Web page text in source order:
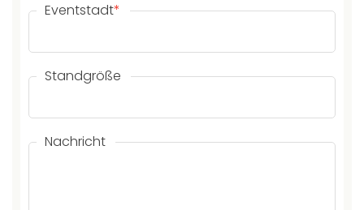
Eventstadt*
Standgröße
Nachricht